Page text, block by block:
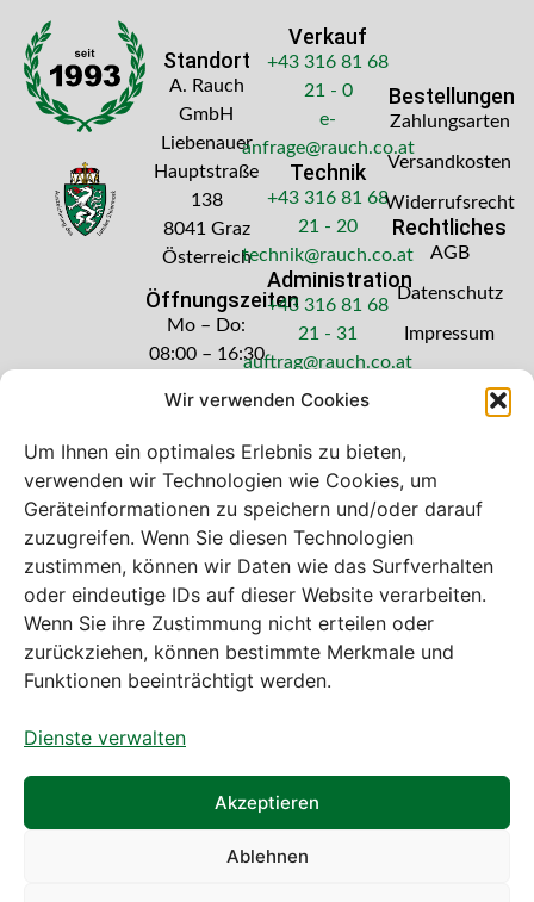
Wir verwenden Cookies
Um Ihnen ein optimales Erlebnis zu bieten,
verwenden wir Technologien wie Cookies, um
Geräteinformationen zu speichern und/oder darauf
zuzugreifen. Wenn Sie diesen Technologien
zustimmen, können wir Daten wie das Surfverhalten
oder eindeutige IDs auf dieser Website verarbeiten.
Wenn Sie ihre Zustimmung nicht erteilen oder
zurückziehen, können bestimmte Merkmale und
Funktionen beeinträchtigt werden.
Dienste verwalten
Akzeptieren
Ablehnen
Standort
A. Rauch
GmbH
Liebenauer
Hauptstraße
138
8041 Graz
Österreich
Öffnungszeiten
Mo – Do:
08:00 – 16:30
Freitag: 08:00
Verkauf
+43 316 81 68
21 - 0
e-
anfrage@rauch.co.at
Technik
+43 316 81 68
21 - 20
technik@rauch.co.at
Administration
+43 316 81 68
21 - 31
auftrag@rauch.co.at
Bestellungen
Zahlungsarten
Versandkosten
Widerrufsrecht
Rechtliches
AGB
Datenschutz
Impressum
Bei diesem Webshop handelt es sich um
einen B2B-Webshop
A. Rauch GmbH – Ihr Experte aus Österreich für Waagen,
Eich- & Kalibrierservice, Sprühnebel-Zerstäubungstechnik
und Lebensmittelmaschinen.
Sämtliche Angebote der A. Rauch GmbH richten sich
gewerbliche Kunden, Institutionen, Kommunen usw. aus
Österreich, Deutschland und der Schweiz (weitere Länder
auf Anfrage).